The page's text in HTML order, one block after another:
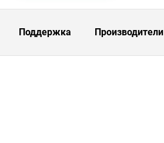
Поддержка Производители